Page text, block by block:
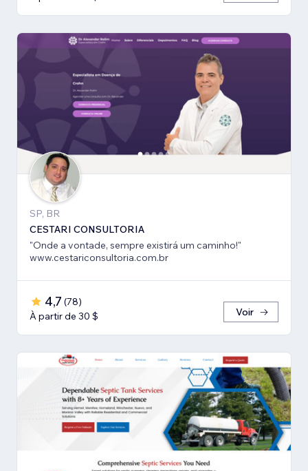
SP, BR
CESTARI CONSULTORIA
"Onde a vontade, sempre existirá um caminho!"
www.cestariconsultoria.com.br
4,7 (78)
À partir de 30 $
Voir